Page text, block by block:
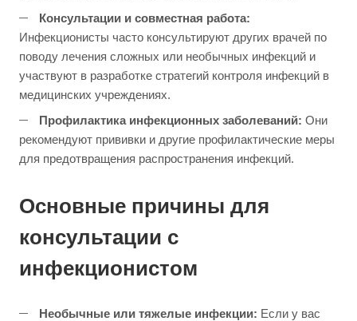
Консультации и совместная работа:
Инфекционисты часто консультируют других врачей по
поводу лечения сложных или необычных инфекций и
участвуют в разработке стратегий контроля инфекций в
медицинских учреждениях.
Профилактика инфекционных заболеваний: Они
рекомендуют прививки и другие профилактические меры
для предотвращения распространения инфекций.
Основные причины для
консультации с
инфекционистом
Необычные или тяжелые инфекции: Если у вас